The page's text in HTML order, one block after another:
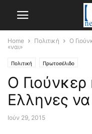
Home Πολιτική
Ο
«ναι»
Πολιτική Πρωτοσέλιδο
Ο
Ελληνες
Ιούν 29, 2015